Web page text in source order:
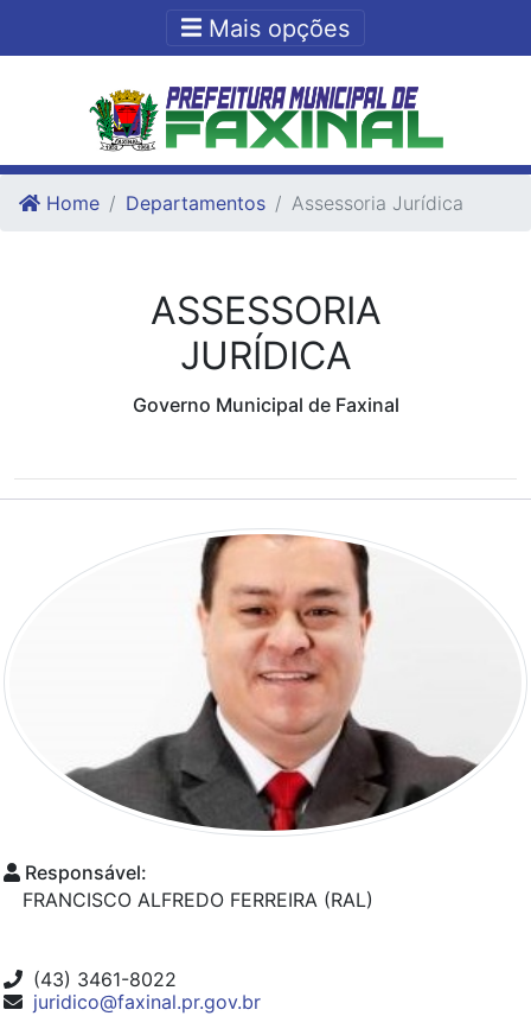
Ir para o fim do conteudo
Mais opções
Home Departamentos Assessoria Jurídica
ASSESSORIA
JURÍDICA
Governo Municipal de Faxinal
Responsável:
FRANCISCO ALFREDO FERREIRA (RAL)
(43) 3461-8022
juridico@faxinal.pr.gov.br